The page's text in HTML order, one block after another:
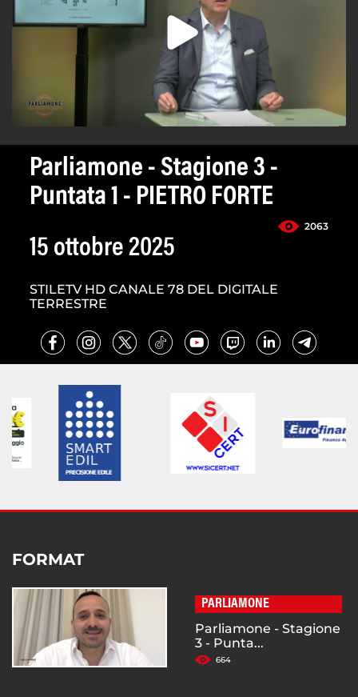
Parliamone - Stagione 3 -
Puntata 1 - PIETRO FORTE
2063
15 ottobre 2025
STILETV HD CANALE 78 DEL DIGITALE
TERRESTRE
FORMAT
PARLIAMONE
Parliamone - Stagione
3 - Punta...
664